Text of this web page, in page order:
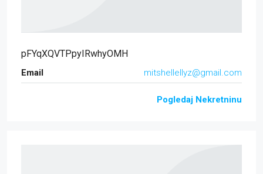
pFYqXQVTPpyIRwhyOMH
Email mitshellellyz@gmail.com
Pogledaj Nekretninu